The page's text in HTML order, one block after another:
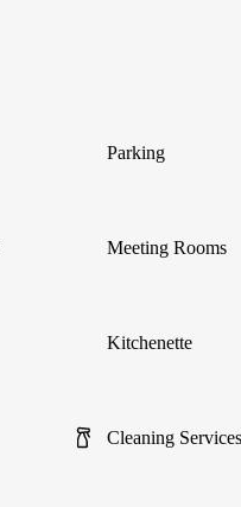
Parking
Meeting Rooms
Kitchenette
Cleaning Services